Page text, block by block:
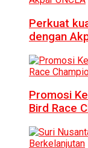
Perkuat
dengan
Promosi
Bird Race